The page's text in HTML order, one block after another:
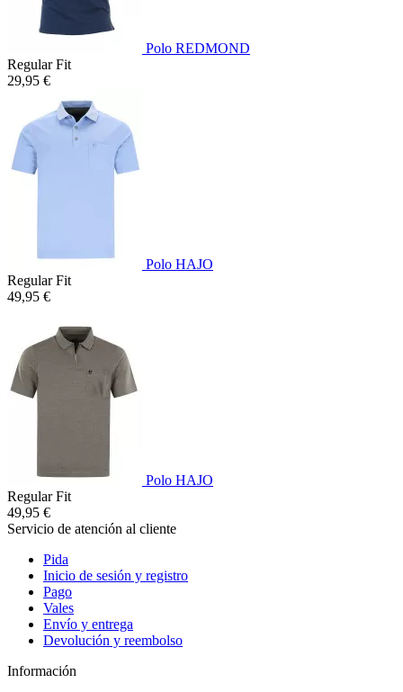
Polo REDMOND
Regular Fit
29,95 €
Polo HAJO
Regular Fit
49,95 €
Polo HAJO
Regular Fit
49,95 €
Servicio de atención al cliente
Pida
Inicio de sesión y registro
Pago
Vales
Envío y entrega
Devolución y reembolso
Información